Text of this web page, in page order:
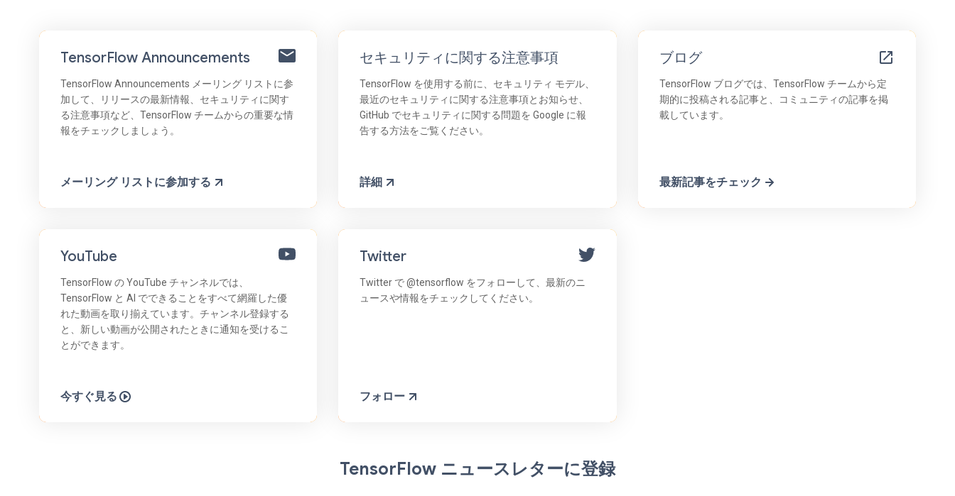
TensorFlow Announcements
TensorFlow Announcements メーリング リストに参
加して、リリースの最新情報、セキュリティに関す
る注意事項など、TensorFlow チームからの重要な情
報をチェックしましょう。
メーリング リストに参加する
セキュリティに関する注意事項
TensorFlow を使用する前に、セキュリティ モデル、
最近のセキュリティに関する注意事項とお知らせ、
GitHub でセキュリティに関する問題を Google に報
告する方法をご覧ください。
詳細
ブログ
TensorFlow ブログでは、TensorFlow チームから定
期的に投稿される記事と、コミュニティの記事を掲
載しています。
最新記事をチェック
YouTube
TensorFlow の YouTube チャンネルでは、
TensorFlow と AI でできることをすべて網羅した優
れた動画を取り揃えています。チャンネル登録する
と、新しい動画が公開されたときに通知を受けるこ
とができます。
今すぐ見る
Twitter
Twitter で @tensorflow をフォローして、最新のニ
ュースや情報をチェックしてください。
フォロー
TensorFlow ニュースレターに登録